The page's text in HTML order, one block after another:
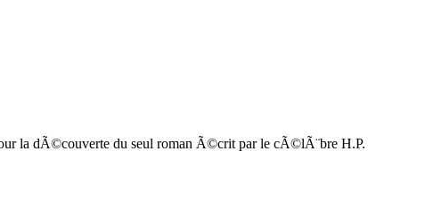
la dÃ©couverte du seul roman Ã©crit par le cÃ©lÃ¨bre H.P.